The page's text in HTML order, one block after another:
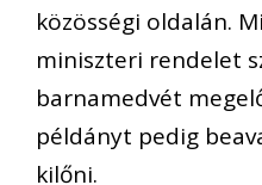
közösségi oldalán.
miniszteri rendelet
barnamedvét
példányt pedig
kilőni.